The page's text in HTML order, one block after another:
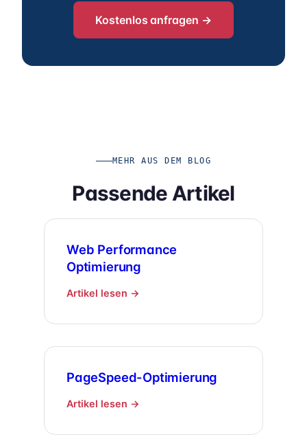
Kostenlos anfragen →
MEHR AUS DEM BLOG
Passende Artikel
Web Performance
Optimierung
Artikel lesen →
PageSpeed-Optimierung
Artikel lesen →